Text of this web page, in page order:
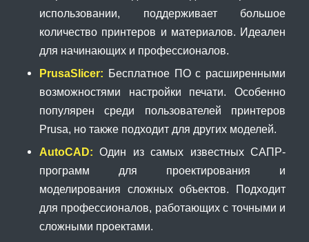
использовании, поддерживает большое
количество принтеров и материалов. Идеален
для начинающих и профессионалов.
PrusaSlicer: Бесплатное ПО с расширенными
возможностями настройки печати. Особенно
популярен среди пользователей принтеров
Prusa, но также подходит для других моделей.
AutoCAD: Один из самых известных САПР-
программ для проектирования и
моделирования сложных объектов. Подходит
для профессионалов, работающих с точными и
сложными проектами.